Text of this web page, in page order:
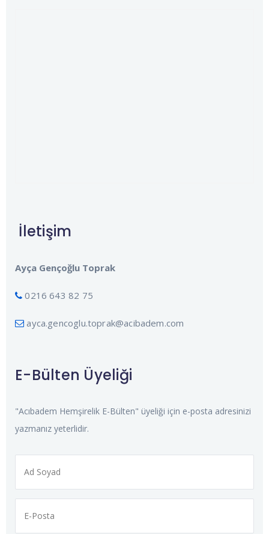
İletişim
Ayça Gençoğlu Toprak
0216 643 82 75
ayca.gencoglu.toprak@acibadem.com
E-Bülten Üyeliği
"Acıbadem Hemşirelik E-Bülten" üyeliği için e-posta adresinizi
yazmanız yeterlidir.